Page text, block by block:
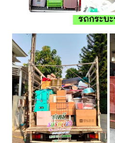
รถกระบ